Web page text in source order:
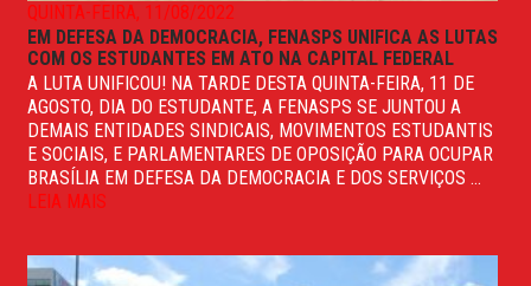
QUINTA-FEIRA, 11/08/2022
EM DEFESA DA DEMOCRACIA, FENASPS UNIFICA AS LUTAS
COM OS ESTUDANTES EM ATO NA CAPITAL FEDERAL
A LUTA UNIFICOU! NA TARDE DESTA QUINTA-FEIRA, 11 DE
AGOSTO, DIA DO ESTUDANTE, A FENASPS SE JUNTOU A
DEMAIS ENTIDADES SINDICAIS, MOVIMENTOS ESTUDANTIS
E SOCIAIS, E PARLAMENTARES DE OPOSIÇÃO PARA OCUPAR
BRASÍLIA EM DEFESA DA DEMOCRACIA E DOS SERVIÇOS ...
LEIA MAIS